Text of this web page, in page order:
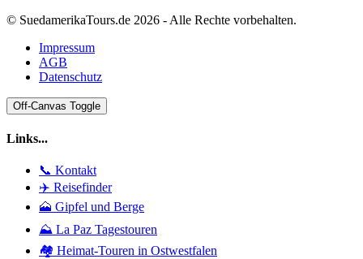
© SuedamerikaTours.de 2026 - Alle Rechte vorbehalten.
Impressum
AGB
Datenschutz
Off-Canvas Toggle
Links...
📞 Kontakt
✈️ Reisefinder
🗻 Gipfel und Berge
⛰️ La Paz Tagestouren
🏘️ Heimat-Touren in Ostwestfalen